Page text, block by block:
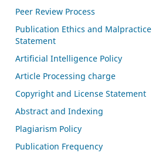
Peer Review Process
Publication Ethics and Malpractice
Statement
Artificial Intelligence Policy
Article Processing charge
Copyright and License Statement
Abstract and Indexing
Plagiarism Policy
Publication Frequency